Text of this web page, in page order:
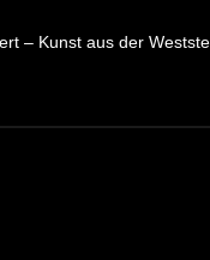
– Kunst aus der